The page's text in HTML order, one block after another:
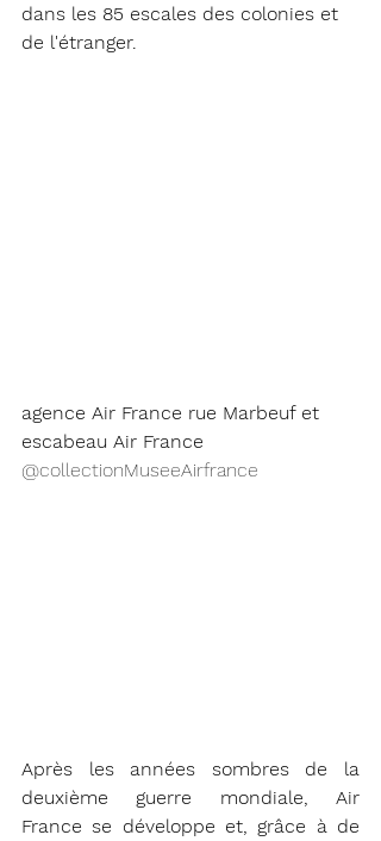
dans les 85 escales des colonies et
de l'étranger.
agence Air France rue Marbeuf et
escabeau Air France
@collectionMuseeAirfrance
Après les années sombres de la
deuxième guerre mondiale, Air
France se développe et, grâce à de